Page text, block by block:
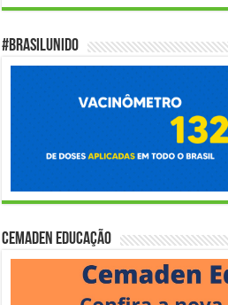
#BrasilUnido
Cemaden Educação